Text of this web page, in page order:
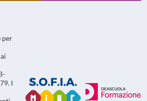
per
I